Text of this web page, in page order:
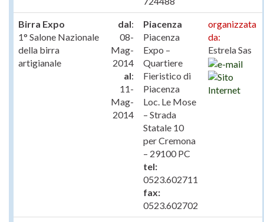
Birra Expo
1° Salone Nazionale
della birra
artigianale
dal:
08-
Mag-
2014
al:
11-
Mag-
2014
Piacenza
Piacenza
Expo –
Quartiere
Fieristico di
Piacenza
Loc. Le Mose
– Strada
Statale 10
per Cremona
– 29100 PC
tel:
0523.602711
fax:
0523.602702
organizzata
da:
Estrela Sas